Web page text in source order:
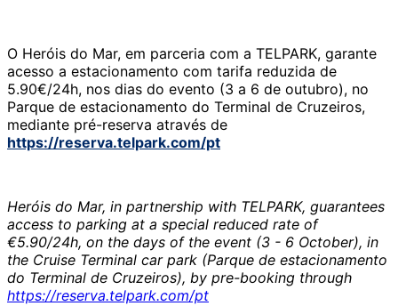
O Heróis do Mar, em parceria com a TELPARK, garante
acesso a estacionamento com tarifa reduzida de
5.90€/24h, nos dias do evento (3 a 6 de outubro), no
Parque de estacionamento do Terminal de Cruzeiros,
mediante pré-reserva através de
https://reserva.telpark.com/pt
Heróis do Mar, in partnership with TELPARK, guarantees
access to parking at a special reduced rate of
€5.90/24h, on the days of the event (3 - 6 October), in
the Cruise Terminal car park (Parque de estacionamento
do Terminal de Cruzeiros), by pre-booking through
https://reserva.telpark.com/pt